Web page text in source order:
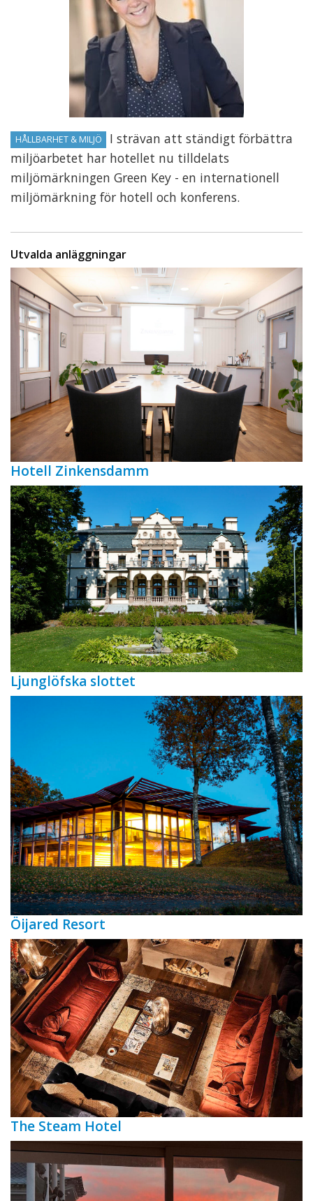
HÅLLBARHET & MILJÖ
I strävan att ständigt förbättra
miljöarbetet har hotellet nu tilldelats
miljömärkningen Green Key - en internationell
miljömärkning för hotell och konferens.
Utvalda anläggningar
Hotell Zinkensdamm
Ljunglöfska slottet
Öijared Resort
The Steam Hotel